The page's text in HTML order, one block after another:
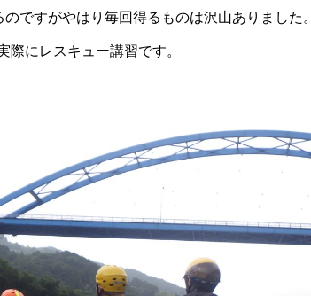
ですがやはり毎回得るものは沢山ありました。
際にレスキュー講習です。